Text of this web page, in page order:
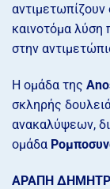
αντιμετωπίζουν
καινοτόμα λύση
στην
Η ομάδα της
σκληρής
ανακαλύψεων,
ομάδα
ΑΡΑΠΗ